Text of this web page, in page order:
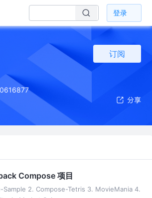
登录
订阅
Compose 项目
Sample 2. Compose-Tetris 3. MovieMania 4.